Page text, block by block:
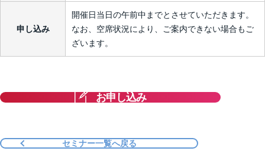
申し込み
開催日当日の午前中までとさせていただきます。
なお、空席状況により、ご案内できない場合もご
ざいます。
お申し込み
セミナー一覧へ戻る